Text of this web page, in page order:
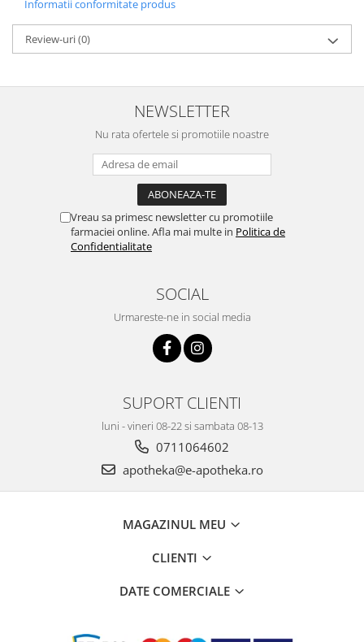
Informatii conformitate produs
Review-uri(0)
NEWSLETTER
Nu rata ofertele si promotiile noastre
Vreau sa primesc newsletter cu promotiile
farmaciei online. Afla mai multe in Politica de
Confidentialitate
SOCIAL
Urmareste-ne in social media
SUPORT CLIENTI
luni - vineri 08-22 si sambata 08-13
0711064602
apotheka@e-apotheka.ro
MAGAZINUL MEU
CLIENTI
DATE COMERCIALE